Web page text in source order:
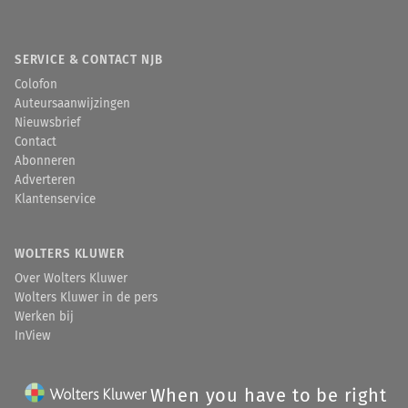
SERVICE & CONTACT NJB
Colofon
Auteursaanwijzingen
Nieuwsbrief
Contact
Abonneren
Adverteren
Klantenservice
WOLTERS KLUWER
Over Wolters Kluwer
Wolters Kluwer in de pers
Werken bij
InView
When you have to be right